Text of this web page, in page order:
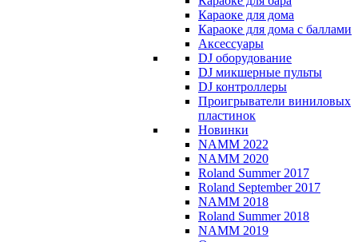
Караоке для дома
Караоке для дома с баллами
Аксессуары
DJ оборудование
DJ микшерные пульты
DJ контроллеры
Проигрыватели виниловых
пластинок
Новинки
NAMM 2022
NAMM 2020
Roland Summer 2017
Roland September 2017
NAMM 2018
Roland Summer 2018
NAMM 2019